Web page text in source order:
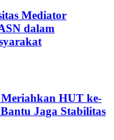
Mediator
dalam
HUT ke-
Jaga Stabilitas